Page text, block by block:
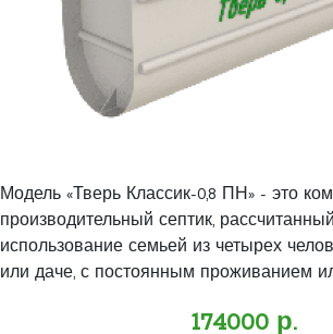
Модель «Тверь Классик-0,8 ПН» - это
производительный септик,
использование семьей из четырех
или даче, с постоянным проживанием
174000 р.